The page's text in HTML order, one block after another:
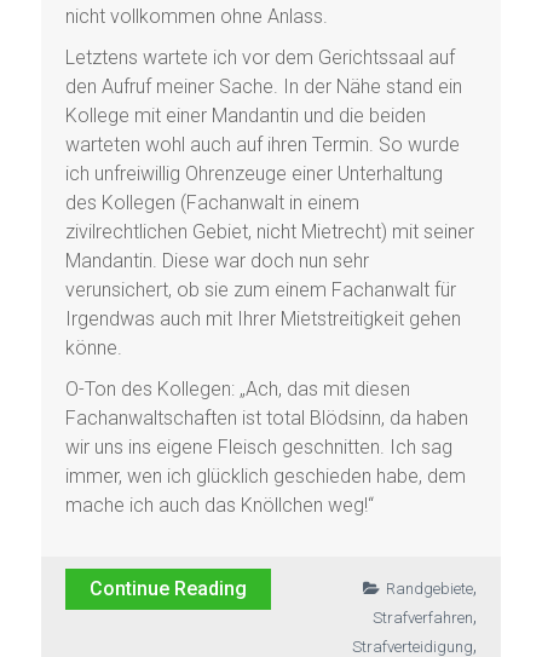
nicht vollkommen ohne Anlass.
Letztens wartete ich vor dem Gerichtssaal auf
den Aufruf meiner Sache. In der Nähe stand ein
Kollege mit einer Mandantin und die beiden
warteten wohl auch auf ihren Termin. So wurde
ich unfreiwillig Ohrenzeuge einer Unterhaltung
des Kollegen (Fachanwalt in einem
zivilrechtlichen Gebiet, nicht Mietrecht) mit seiner
Mandantin. Diese war doch nun sehr
verunsichert, ob sie zum einem Fachanwalt für
Irgendwas auch mit Ihrer Mietstreitigkeit gehen
könne.
O-Ton des Kollegen: „Ach, das mit diesen
Fachanwaltschaften ist total Blödsinn, da haben
wir uns ins eigene Fleisch geschnitten. Ich sag
immer, wen ich glücklich geschieden habe, dem
mache ich auch das Knöllchen weg!“
Continue Reading Randgebiete,
Strafverfahren,
Strafverteidigung,